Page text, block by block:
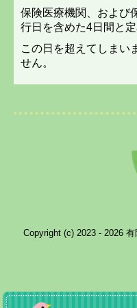
保険医療機関、および
行日を含めた4日間と定
この日を超えてしまい
せん。
Copyright (c) 2023 - 2026